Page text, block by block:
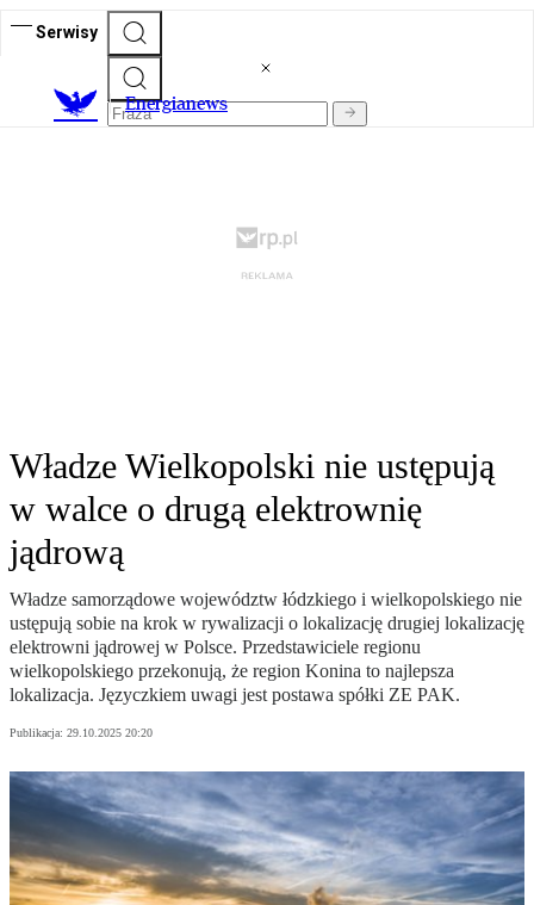
Serwisy
Energianews
Władze Wielkopolski nie ustępują
w walce o drugą elektrownię
jądrową
Władze samorządowe województw łódzkiego i wielkopolskiego nie
ustępują sobie na krok w rywalizacji o lokalizację drugiej lokalizację
elektrowni jądrowej w Polsce. Przedstawiciele regionu
wielkopolskiego przekonują, że region Konina to najlepsza
lokalizacja. Języczkiem uwagi jest postawa spółki ZE PAK.
Publikacja: 29.10.2025 20:20